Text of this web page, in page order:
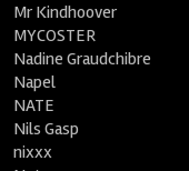
Mr Kindhoover
MYCOSTER
Nadine Graudchibre
Napel
NATE
Nils Gasp
nixxx